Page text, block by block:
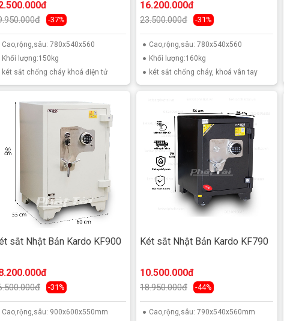
pin AA có phím bấm số dùng để mở khoá bằng mật khẩu và
dấu vân tay có thể lưu trữ số lượng lớn vân tay,mật mã điện tử
đến 12 ký tự số
.Người dùng có thể tùy chọn chế độ sử dụng có thể
hoặc kết hợp cả vân tay và mã số điện tử hoặc tất cả bao gồm cả
-37%
Cao,rộng,sâu: 780x540x560
Khối lượng:150kg
két sắt chống cháy khoá điện tử
16.200.000đ
23.500.000đ -31%
Cao,rộng,sâu: 780x540x560
Khối lượng:160kg
két sắt chống cháy, khoá vân tay
sắt Nhật Bản Kardo KF900
-31%
Cao,rộng,sâu: 900x600x550mm
Két sắt Nhật Bản Kardo KF790
10.500.000đ
18.950.000đ -44%
Cao,rộng,sâu: 790x540x560mm